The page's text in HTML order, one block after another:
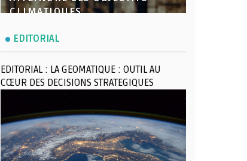
CLIMATIQUES
EDITORIAL
EDITORIAL : LA GEOMATIQUE : OUTIL AU
CŒUR DES DECISIONS STRATEGIQUES